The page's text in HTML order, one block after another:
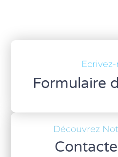
Formulaire
Découvrez